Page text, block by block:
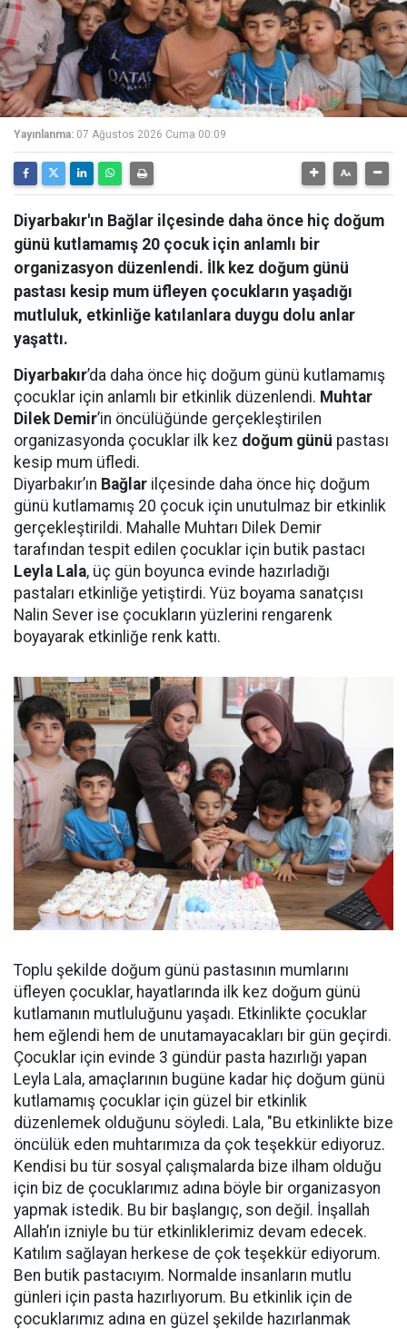
Yayınlanma: 07 Ağustos 2026 Cuma 00:09
Diyarbakır'ın Bağlar ilçesinde daha önce hiç doğum
günü kutlamamış 20 çocuk için anlamlı bir
organizasyon düzenlendi. İlk kez doğum günü
pastası kesip mum üfleyen çocukların yaşadığı
mutluluk, etkinliğe katılanlara duygu dolu anlar
yaşattı.
Diyarbakır’da daha önce hiç doğum günü kutlamamış
çocuklar için anlamlı bir etkinlik düzenlendi. Muhtar
Dilek Demir’in öncülüğünde gerçekleştirilen
organizasyonda çocuklar ilk kez doğum günü pastası
kesip mum üfledi.
Diyarbakır’ın Bağlar ilçesinde daha önce hiç doğum
günü kutlamamış 20 çocuk için unutulmaz bir etkinlik
gerçekleştirildi. Mahalle Muhtarı Dilek Demir
tarafından tespit edilen çocuklar için butik pastacı
Leyla Lala, üç gün boyunca evinde hazırladığı
pastaları etkinliğe yetiştirdi. Yüz boyama sanatçısı
Nalin Sever ise çocukların yüzlerini rengarenk
boyayarak etkinliğe renk kattı.
Toplu şekilde doğum günü pastasının mumlarını
üfleyen çocuklar, hayatlarında ilk kez doğum günü
kutlamanın mutluluğunu yaşadı. Etkinlikte çocuklar
hem eğlendi hem de unutamayacakları bir gün geçirdi.
Çocuklar için evinde 3 gündür pasta hazırlığı yapan
Leyla Lala, amaçlarının bugüne kadar hiç doğum günü
kutlamamış çocuklar için güzel bir etkinlik
düzenlemek olduğunu söyledi. Lala, "Bu etkinlikte bize
öncülük eden muhtarımıza da çok teşekkür ediyoruz.
Kendisi bu tür sosyal çalışmalarda bize ilham olduğu
için biz de çocuklarımız adına böyle bir organizasyon
yapmak istedik. Bu bir başlangıç, son değil. İnşallah
Allah’ın izniyle bu tür etkinliklerimiz devam edecek.
Katılım sağlayan herkese de çok teşekkür ediyorum.
Ben butik pastacıyım. Normalde insanların mutlu
günleri için pasta hazırlıyorum. Bu etkinlik için de
çocuklarımız adına en güzel şekilde hazırlanmak